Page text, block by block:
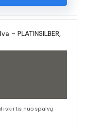
– PLATINSILBER,
skirtis nuo spalvų